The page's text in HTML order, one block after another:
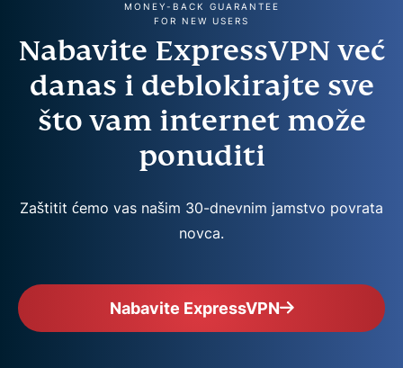
MONEY-BACK GUARANTEE
FOR NEW USERS
Nabavite ExpressVPN već
danas i deblokirajte sve
što vam internet može
ponuditi
Zaštitit ćemo vas našim 30-dnevnim jamstvo povrata
novca.
Nabavite ExpressVPN